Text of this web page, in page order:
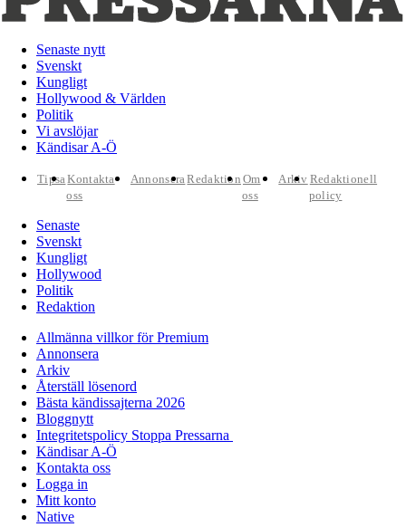
Senaste nytt
Svenskt
Kungligt
Hollywood & Världen
Politik
Vi avslöjar
Kändisar A-Ö
TipsaKontakta
oss
AnnonseraRedaktion Om
oss
Arkiv Redaktionell
policy
Senaste
Svenskt
Kungligt
Hollywood
Politik
Redaktion
Allmänna villkor för Premium
Annonsera
Arkiv
Återställ lösenord
Bästa kändissajterna 2026
Bloggnytt
Integritetspolicy Stoppa Pressarna
Kändisar A-Ö
Kontakta oss
Logga in
Mitt konto
Native